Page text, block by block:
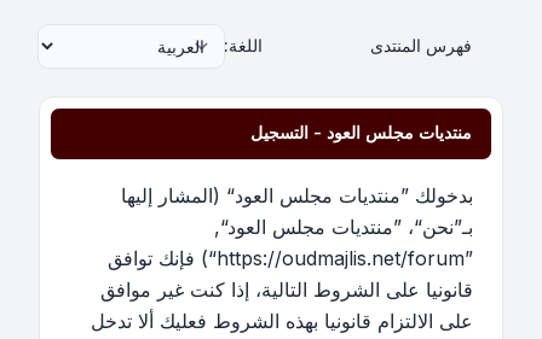
فهرس المنتدى اللغة:
منتديات مجلس العود - التسجيل
بدخولك ”منتديات مجلس العود“ (المشار إليها
بـ”نحن“، ”منتديات مجلس العود“,
”https://oudmajlis.net/forum“) فإنك توافق
قانونيا على الشروط التالية، إذا كنت غير موافق
على الالتزام قانونيا بهذه الشروط فعليك ألا تدخل